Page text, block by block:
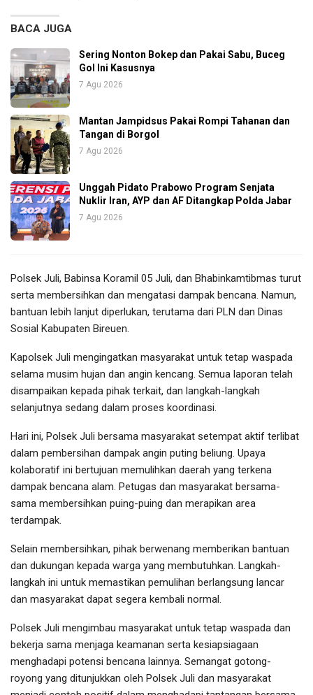
BACA JUGA
Sering Nonton Bokep dan Pakai Sabu, Buceg
Gol Ini Kasusnya
7 Agu 2026
Mantan Jampidsus Pakai Rompi Tahanan dan
Tangan di Borgol
7 Agu 2026
Unggah Pidato Prabowo Program Senjata
Nuklir Iran, AYP dan AF Ditangkap Polda Jabar
7 Agu 2026
Polsek Juli, Babinsa Koramil 05 Juli, dan Bhabinkamtibmas turut
serta membersihkan dan mengatasi dampak bencana. Namun,
bantuan lebih lanjut diperlukan, terutama dari PLN dan Dinas
Sosial Kabupaten Bireuen.
Kapolsek Juli mengingatkan masyarakat untuk tetap waspada
selama musim hujan dan angin kencang. Semua laporan telah
disampaikan kepada pihak terkait, dan langkah-langkah
selanjutnya sedang dalam proses koordinasi.
Hari ini, Polsek Juli bersama masyarakat setempat aktif terlibat
dalam pembersihan dampak angin puting beliung. Upaya
kolaboratif ini bertujuan memulihkan daerah yang terkena
dampak bencana alam. Petugas dan masyarakat bersama-
sama membersihkan puing-puing dan merapikan area
terdampak.
Selain membersihkan, pihak berwenang memberikan bantuan
dan dukungan kepada warga yang membutuhkan. Langkah-
langkah ini untuk memastikan pemulihan berlangsung lancar
dan masyarakat dapat segera kembali normal.
Polsek Juli mengimbau masyarakat untuk tetap waspada dan
bekerja sama menjaga keamanan serta kesiapsiagaan
menghadapi potensi bencana lainnya. Semangat gotong-
royong yang ditunjukkan oleh Polsek Juli dan masyarakat